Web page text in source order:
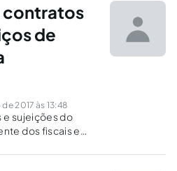
contratos
de
2017 às 13:48
sujeições do
dos fiscais e
dessa